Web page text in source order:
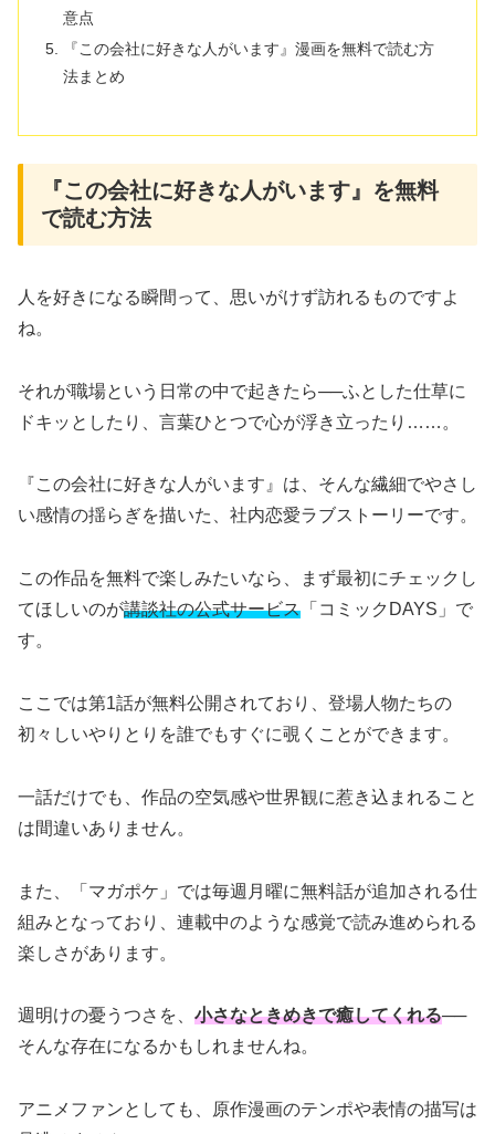
意点
『この会社に好きな人がいます』漫画を無料で読む方
法まとめ
『この会社に好きな人がいます』を無料
で読む方法
人を好きになる瞬間って、思いがけず訪れるものですよ
ね。
それが職場という日常の中で起きたら──ふとした仕草に
ドキッとしたり、言葉ひとつで心が浮き立ったり……。
『この会社に好きな人がいます』は、そんな繊細でやさし
い感情の揺らぎを描いた、社内恋愛ラブストーリーです。
この作品を無料で楽しみたいなら、まず最初にチェックし
てほしいのが講談社の公式サービス 「コミックDAYS」で
す。
ここでは第1話が無料公開されており、登場人物たちの
初々しいやりとりを誰でもすぐに覗くことができます。
一話だけでも、作品の空気感や世界観に惹き込まれること
は間違いありません。
また、「マガポケ」では毎週月曜に無料話が追加される仕
組みとなっており、連載中のような感覚で読み進められる
楽しさがあります。
週明けの憂うつさを、 小さなときめきで癒してくれる──
そんな存在になるかもしれませんね。
アニメファンとしても、原作漫画のテンポや表情の描写は